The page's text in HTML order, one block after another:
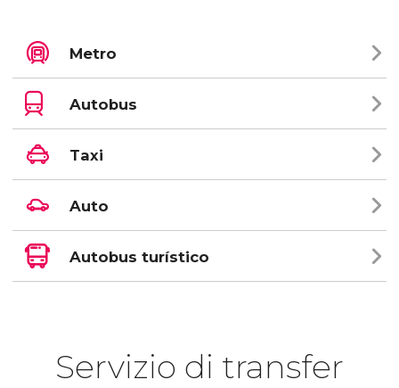
Metro
Autobus
Taxi
Auto
Autobus turístico
Servizio di transfer